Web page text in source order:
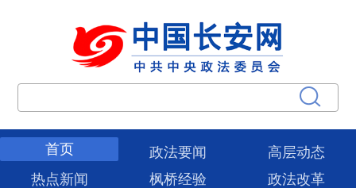
首页 政法要闻
高层动态
热点新闻
枫桥经验
政法改革